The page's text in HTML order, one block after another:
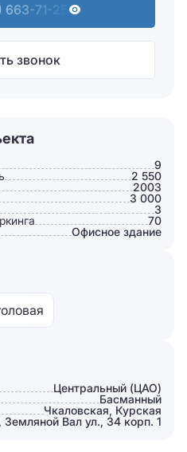
71-25
звонок
9
2 550
2003
3 000
3
70
Офисное здание
Центральный (ЦАО)
Басманный
Чкаловская, Курская
Земляной Вал ул., 34 корп. 1